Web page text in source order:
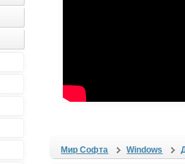
Мир Софта Windows